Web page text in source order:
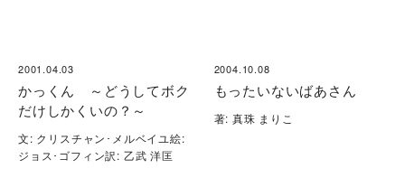
2001.04.03
かっくん ～どうしてボク
だけしかくいの？～
文: クリスチャン･メルベイユ絵:
ジョス･ゴフィン訳: 乙武 洋匡
2004.10.08
もったいないばあさん
著: 真珠 まりこ